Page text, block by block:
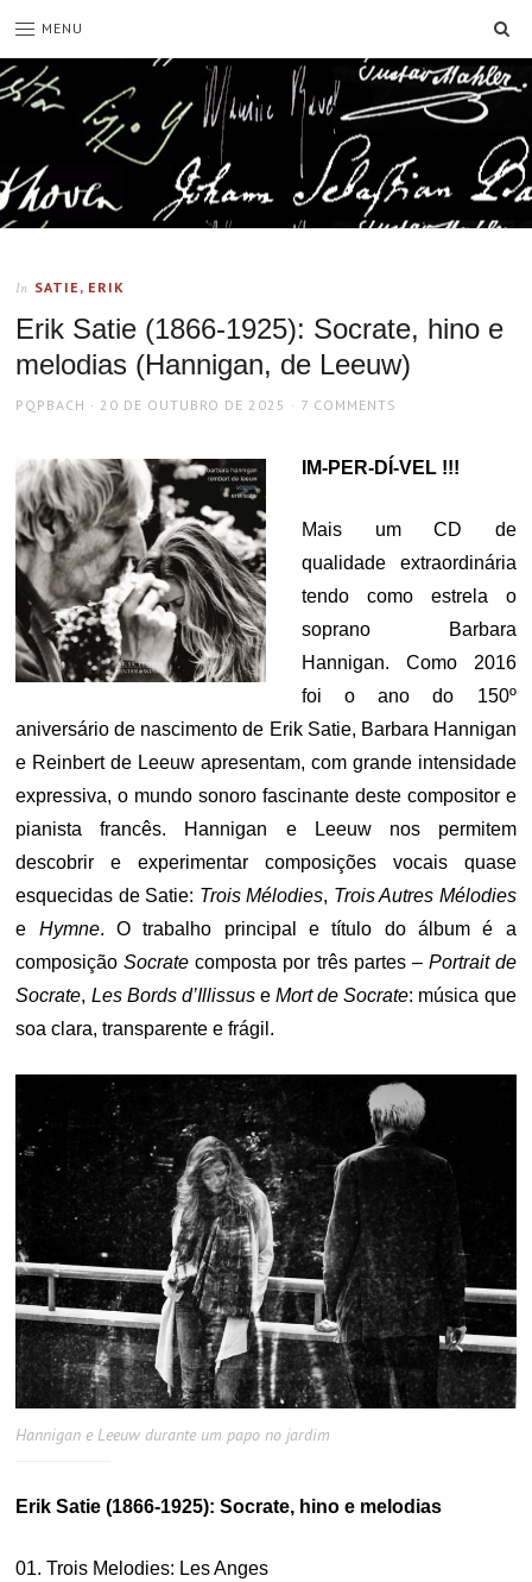
MENU
In SATIE, ERIK
Erik Satie (1866-1925): Socrate, hino e
melodias (Hannigan, de Leeuw)
AUTHOR
PQPBACH
POSTED
20 DE OUTUBRO DE 2025 7 COMMENTS
IM-PER-DÍ-VEL !!!
Mais um CD de
qualidade extraordinária
tendo como estrela o
soprano Barbara
Hannigan. Como 2016
foi o ano do 150º
aniversário de nascimento de Erik Satie, Barbara Hannigan
e Reinbert de Leeuw apresentam, com grande intensidade
expressiva, o mundo sonoro fascinante deste compositor e
pianista francês. Hannigan e Leeuw nos permitem
descobrir e experimentar composições vocais quase
esquecidas de Satie: Trois Mélodies, Trois Autres Mélodies
e Hymne. O trabalho principal e título do álbum é a
composiçãoSocrate composta por três partes – Portrait de
Socrate, Les Bords d’IllissuseMort de Socrate: música que
soa clara, transparente e frágil.
Hannigan e Leeuw durante um papo no jardim
Erik Satie (1866-1925): Socrate, hino e melodias
01. Trois Melodies: Les Anges